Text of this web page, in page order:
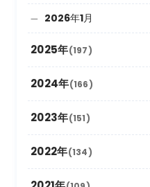
2026年1月
2025年(197)
2025年12月
2025年11月
2025年10月
2025年9月
2024年(166)
2024年12月
2024年11月
2024年10月
2023年(151)
2023年12月
2023年11月
2022年(134)
2022年12月